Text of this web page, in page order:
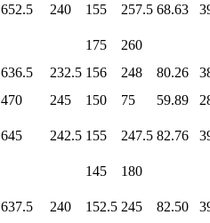
652.5 240 155 257.5 68.63
175
260
636.5 232.5 156 248 80.26
470 245 150 75 59.89
645 242.5 155 247.5 82.76
145 180
637.5 240 152.5 245 82.50